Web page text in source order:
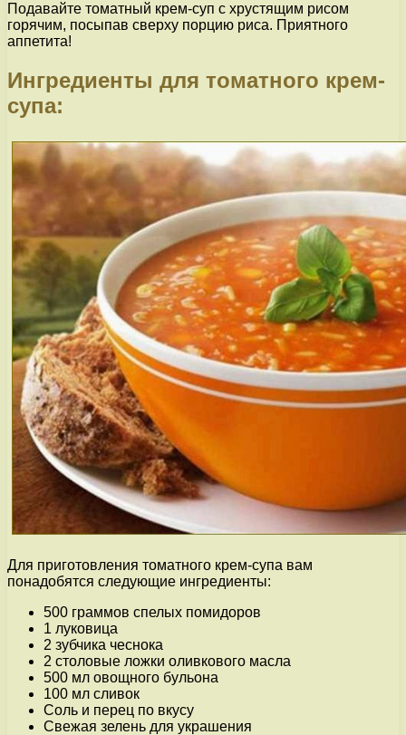
Подавайте томатный крем-суп с хрустящим рисом
горячим, посыпав сверху порцию риса. Приятного
аппетита!
Ингредиенты для томатного крем-
супа:
Для приготовления томатного крем-супа вам
понадобятся следующие ингредиенты:
500 граммов спелых помидоров
1 луковица
2 зубчика чеснока
2 столовые ложки оливкового масла
500 мл овощного бульона
100 мл сливок
Соль и перец по вкусу
Свежая зелень для украшения